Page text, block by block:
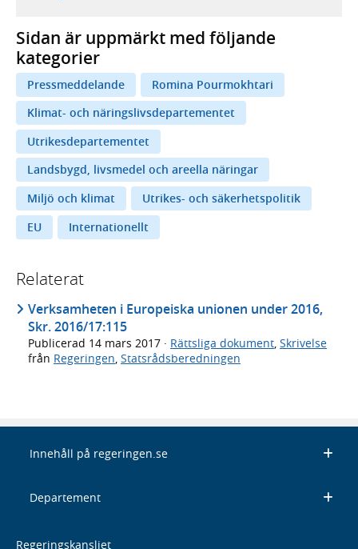
Sidan är uppmärkt med följande
kategorier
Pressmeddelande
Romina Pourmokhtari
Klimat- och näringslivsdepartementet
Utrikesdepartementet
Landsbygd, livsmedel och areella näringar
Miljö och klimat
Utrikes- och säkerhetspolitik
EU
Internationellt
Relaterat
Verksamheten i Europeiska unionen under 2016,
Skr. 2016/17:115
Publicerad 14 mars 2017 · Rättsliga dokument Skrivelse
från Regeringen Statsrådsberedningen
Innehåll på regeringen.se
Departement
Regeringskansliet